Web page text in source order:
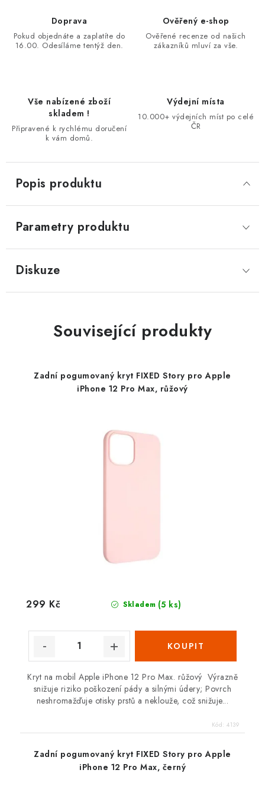
Doprava
Pokud objednáte a zaplatíte do
16.00. Odesíláme tentýž den.
Ověřený e-shop
Ověřené recenze od našich
zákazníků mluví za vše.
Vše nabízené zboží
skladem !
Připravené k rychlému doručení
k vám domů.
Výdejní místa
10.000+ výdejních míst po celé
ČR
Popis produktu
Parametry produktu
Diskuze
Související produkty
Zadní pogumovaný kryt FIXED Story pro Apple
iPhone 12 Pro Max, růžový
Skladem (5 ks)
299 Kč
Kryt na mobil Apple iPhone 12 Pro Max. růžový Výrazně
snižuje riziko poškození pády a silnými údery; Povrch
neshromažďuje otisky prstů a neklouže, což snižuje...
Kód: 4139
Zadní pogumovaný kryt FIXED Story pro Apple
iPhone 12 Pro Max, černý